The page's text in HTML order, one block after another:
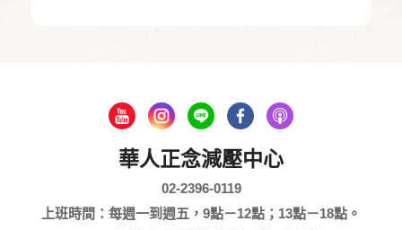
華人正念減壓中心
02-2396-0119
上班時間：每週一到週五，9點－12點；13點－18點。